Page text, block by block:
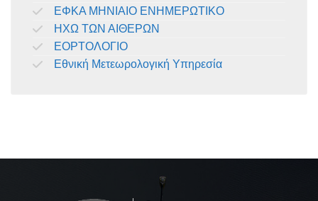
ΕΦΚΑ ΜΗΝΙΑΙΟ ΕΝΗΜΕΡΩΤΙΚΟ
ΗΧΩ ΤΩΝ ΑΙΘΕΡΩΝ
ΕΟΡΤΟΛΟΓΙΟ
Εθνική Μετεωρολογική Υπηρεσία